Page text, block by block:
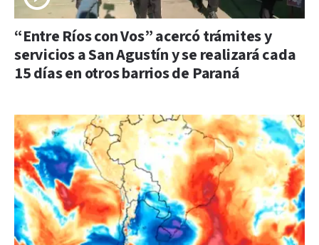
“Entre Ríos con Vos” acercó trámites y
servicios a San Agustín y se realizará cada
15 días en otros barrios de Paraná